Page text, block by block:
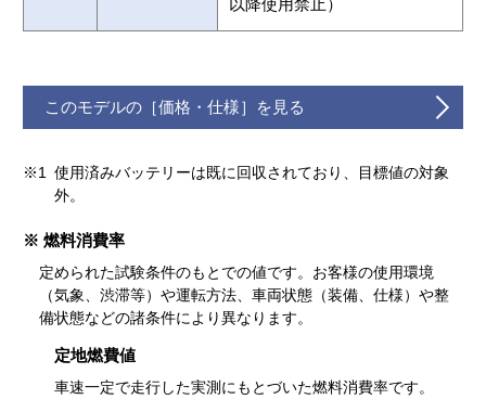
以降使用禁止）
このモデルの［価格・仕様］を見る
※1
使用済みバッテリーは既に回収されており、目標値の対象
外。
※ 燃料消費率
定められた試験条件のもとでの値です。お客様の使用環境
（気象、渋滞等）や運転方法、車両状態（装備、仕様）や整
備状態などの諸条件により異なります。
定地燃費値
車速一定で走行した実測にもとづいた燃料消費率です。